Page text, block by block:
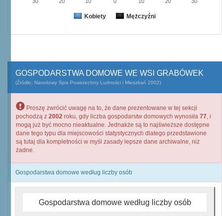
Kobiety Mężczyźni
GOSPODARSTWA DOMOWE WE WSI GRABÓWEK
(Źródło: Narodowy Spis Powszechny Ludności i Mieszkań 2002)
Proszę zwrócić uwagę na to, że dane prezentowane w tej sekcji
pochodzą z 2002 roku, gdy liczba gospodarstw domowych wynosiła 77, i
mogą już być mocno nieaktualne. Jednakże są to najświeższe dostępne
dane tego typu dla miejscowości statystycznych dlatego przedstawione
są tutaj dla kompletności w myśl zasady lepsze dane archiwalne, niż
żadne.
Gospodarstwa domowe według liczby osób
Gospodarstwa domowe według liczby osób